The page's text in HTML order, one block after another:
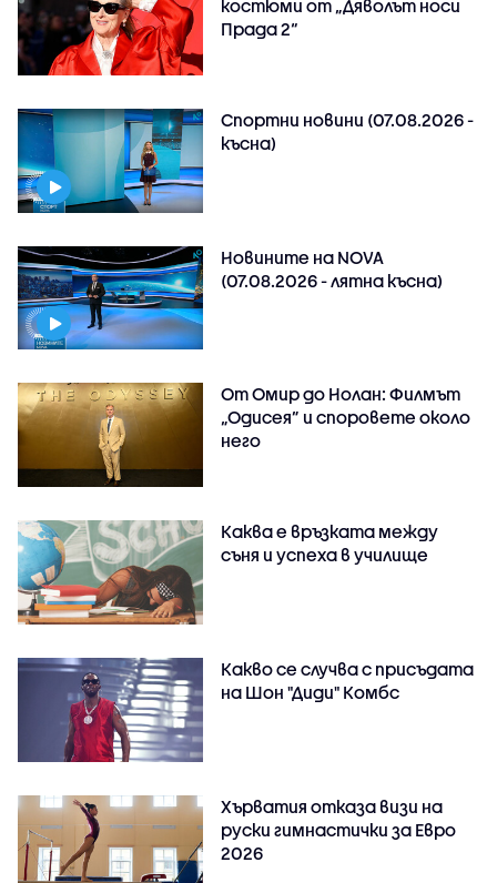
костюми от „Дяволът носи
Прада 2“
Спортни новини (07.08.2026 -
късна)
Новините на NOVA
(07.08.2026 - лятна късна)
От Омир до Нолан: Филмът
„Одисея” и споровете около
него
Каква е връзката между
съня и успеха в училище
Какво се случва с присъдата
на Шон "Диди" Комбс
Хърватия отказа визи на
руски гимнастички за Евро
2026